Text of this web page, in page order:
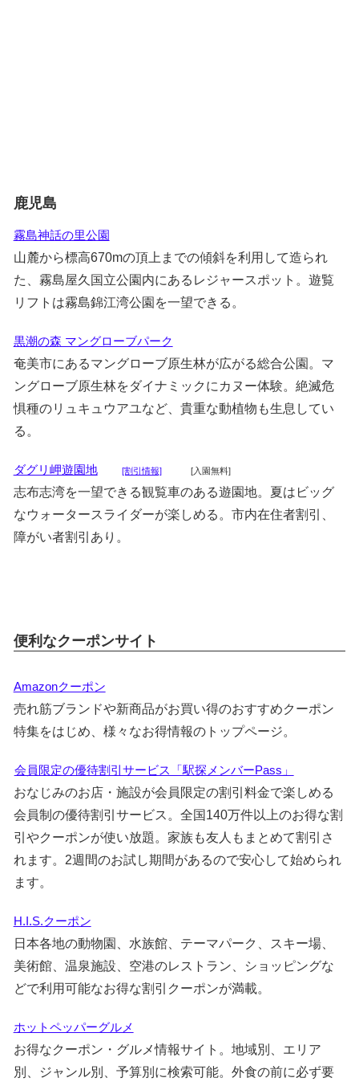
鹿児島
霧島神話の里公園
山麓から標高670mの頂上までの傾斜を利用して造られ
た、霧島屋久国立公園内にあるレジャースポット。遊覧
リフトは霧島錦江湾公園を一望できる。
黒潮の森 マングローブパーク
奄美市にあるマングローブ原生林が広がる総合公園。マ
ングローブ原生林をダイナミックにカヌー体験。絶滅危
惧種のリュキュウアユなど、貴重な動植物も生息してい
る。
ダグリ岬遊園地 [割引情報] [入園無料]
志布志湾を一望できる観覧車のある遊園地。夏はビッグ
なウォータースライダーが楽しめる。市内在住者割引、
障がい者割引あり。
便利なクーポンサイト
Amazonクーポン
売れ筋ブランドや新商品がお買い得のおすすめクーポン
特集をはじめ、様々なお得情報のトップページ。
会員限定の優待割引サービス「駅探メンバーPass」
おなじみのお店・施設が会員限定の割引料金で楽しめる
会員制の優待割引サービス。全国140万件以上のお得な割
引やクーポンが使い放題。家族も友人もまとめて割引さ
れます。2週間のお試し期間があるので安心して始められ
ます。
H.I.S.クーポン
日本各地の動物園、水族館、テーマパーク、スキー場、
美術館、温泉施設、空港のレストラン、ショッピングな
どで利用可能なお得な割引クーポンが満載。
ホットペッパーグルメ
お得なクーポン・グルメ情報サイト。地域別、エリア
別、ジャンル別、予算別に検索可能。外食の前に必ず要